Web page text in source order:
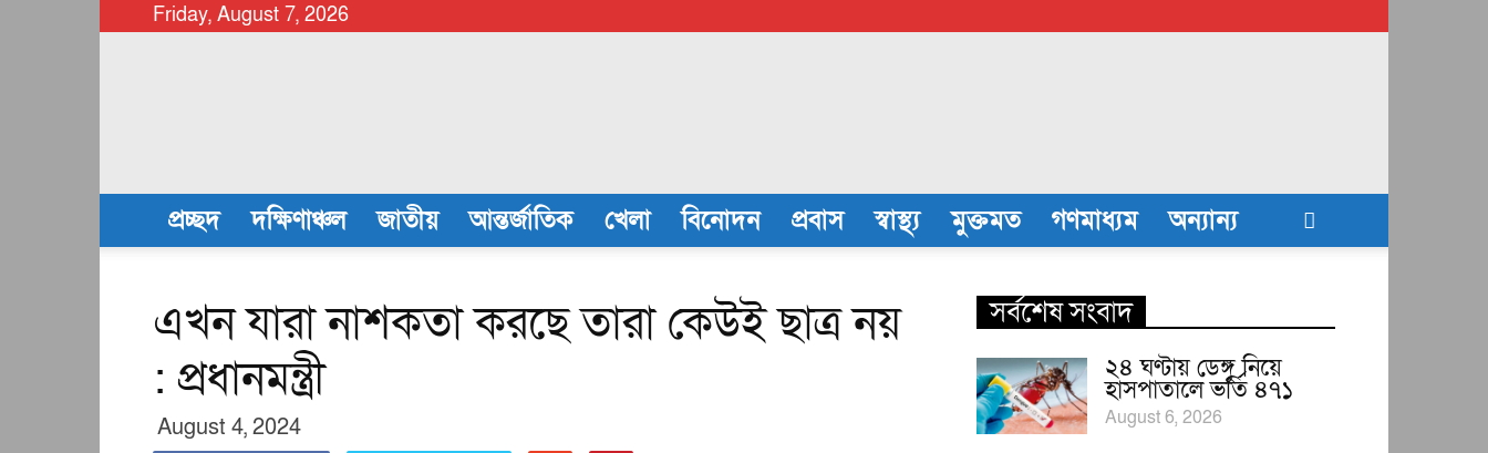
Friday, August 7, 2026
প্রচ্ছদ দক্ষিণাঞ্চল জাতীয় আন্তর্জাতিক খেলা বিনোদন প্রবাস স্বাস্থ্য মুক্তমত গণমাধ্যম অন্যান্য
এখন যারা নাশকতা করছে তারা কেউই ছাত্র নয়
: প্রধানমন্ত্রী
August 4, 2024
সর্বশেষ সংবাদ
২৪ ঘণ্টায় ডেঙ্গু নিয়ে
হাসপাতালে ভর্তি ৪৭১
August 6, 2026